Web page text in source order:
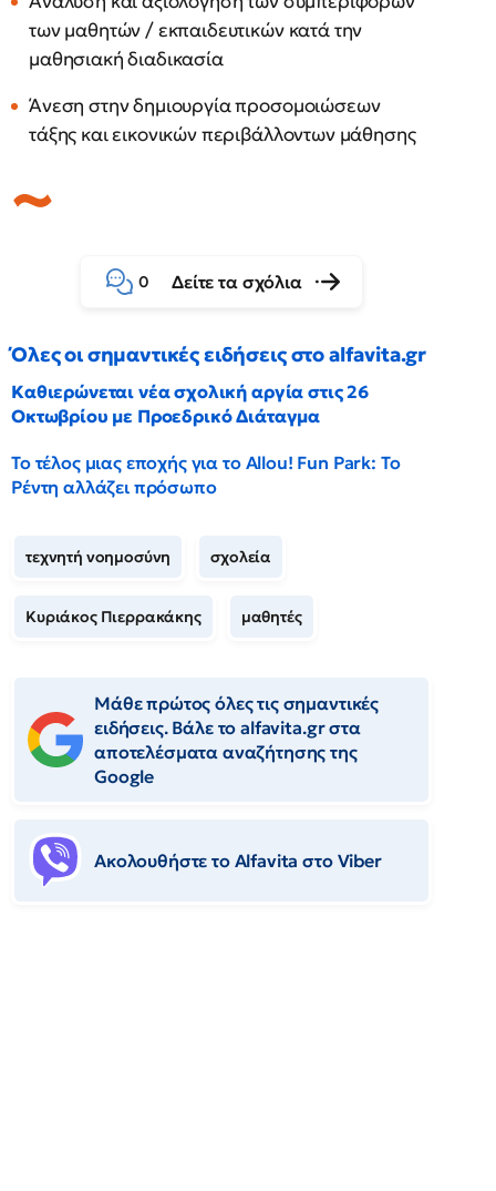
των μαθητών / εκπαιδευτικών κατά την
μαθησιακή διαδικασία
Άνεση στην δημιουργία προσομοιώσεων
τάξης και εικονικών περιβάλλοντων μάθησης
0 Δείτε τα σχόλια
Όλες οι σημαντικές ειδήσεις στο alfavita.gr
Καθιερώνεται νέα σχολική αργία στις 26
Οκτωβρίου με Προεδρικό Διάταγμα
Το τέλος μιας εποχής για το Allou! Fun Park: Το
Ρέντη αλλάζει πρόσωπο
τεχνητή νοημοσύνη σχολεία
Κυριάκος Πιερρακάκης μαθητές
Μάθε πρώτος όλες τις σημαντικές
ειδήσεις. Βάλε το alfavita.gr στα
αποτελέσματα αναζήτησης της
Google
Ακολουθήστε το Αlfavita στο Viber